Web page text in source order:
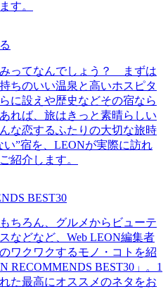
す。
ってなんでしょう？ まずは
ちのいい温泉と高いホスピタ
に設えや歴史などその宿なら
れば、旅はきっと素晴らしい
な恋するふたりの大切な旅時
い”宿を、LEONが実際に訪れ
紹介します。
BEST30
ちろん、グルメからビューテ
などなど、Web LEON編集者
ワクワクするモノ・コトを紹
RECOMMENDS BEST30」。1
た最高にオススメのネタをお